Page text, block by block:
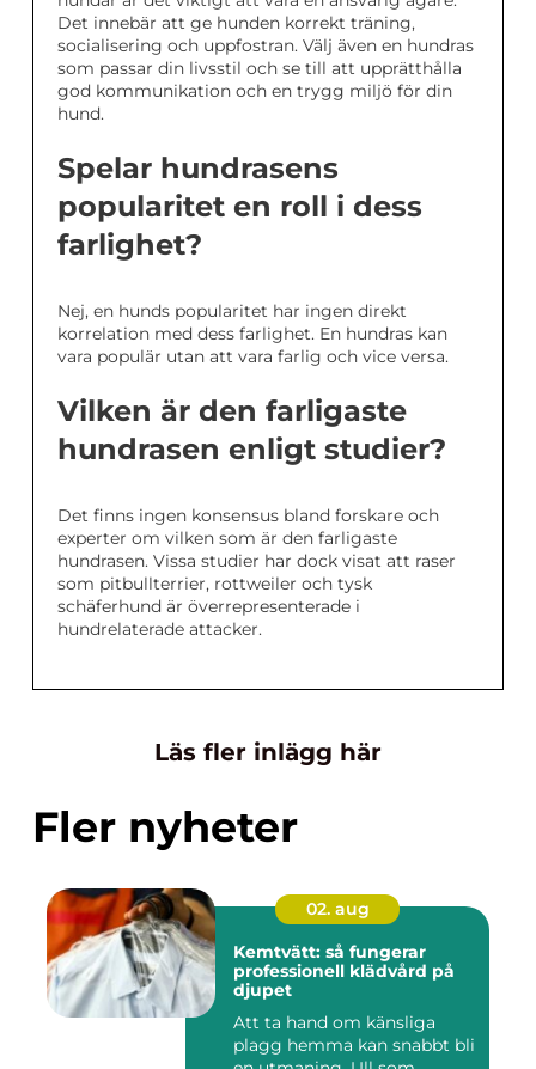
Det innebär att ge hunden korrekt träning,
socialisering och uppfostran. Välj även en hundras
som passar din livsstil och se till att upprätthålla
god kommunikation och en trygg miljö för din
hund.
Spelar hundrasens
popularitet en roll i dess
farlighet?
Nej, en hunds popularitet har ingen direkt
korrelation med dess farlighet. En hundras kan
vara populär utan att vara farlig och vice versa.
Vilken är den farligaste
hundrasen enligt studier?
Det finns ingen konsensus bland forskare och
experter om vilken som är den farligaste
hundrasen. Vissa studier har dock visat att raser
som pitbullterrier, rottweiler och tysk
schäferhund är överrepresenterade i
hundrelaterade attacker.
Läs fler inlägg här
Fler nyheter
02. aug
Kemtvätt: så fungerar
professionell klädvård på
djupet
Att ta hand om känsliga
plagg hemma kan snabbt bli